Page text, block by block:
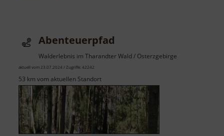
Abenteuerpfad
Walderlebnis im Tharandter Wald / Osterzgebirge
aktuell vom 23.07.2024 / Zugriffe: 42242
53 km vom aktuellen Standort